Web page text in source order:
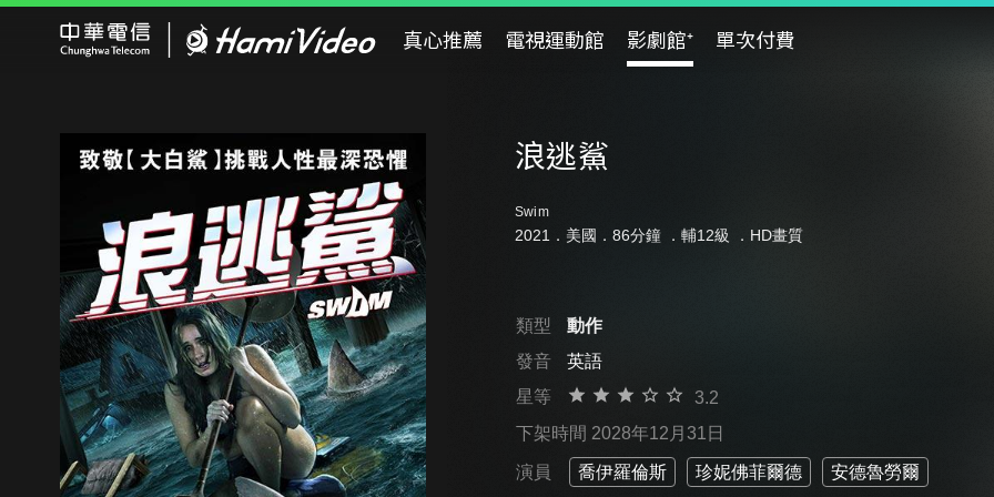
真心推薦 電視運動館 影劇館⁺ 單次付費
浪逃鯊
Swim
2021．美國．86分鐘 ． 輔12級 ．HD畫質
類型
動作
發音
英語
星等
3.2
下架時間 2028年12月31日
演員 喬伊羅倫斯 珍妮佛菲爾德 安德魯勞爾